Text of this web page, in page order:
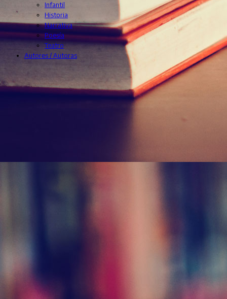
Infantil
Historia
Narrativa
Poesía
Teatro
Autores / Autoras